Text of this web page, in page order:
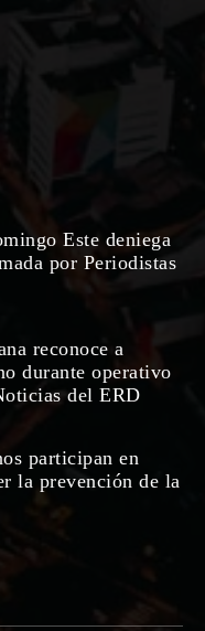
Este deniega
por Periodistas
reconoce a
durante operativo
del ERD
participan en
la prevención de la